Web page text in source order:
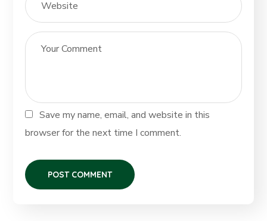
Save my name, email, and website in this
browser for the next time I comment.